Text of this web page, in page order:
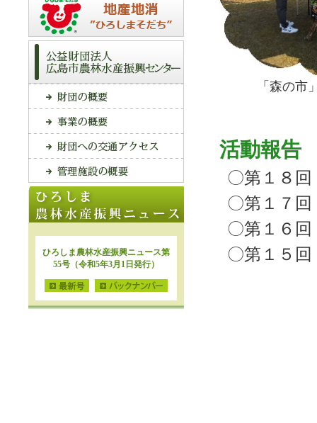
「森の市
活動報告
〇第１８
〇第１７
〇第１６
〇第１５